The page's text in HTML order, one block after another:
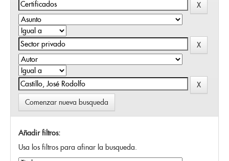
Comenzar nueva busqueda
Añadir filtros:
Usa los filtros para afinar la busqueda.